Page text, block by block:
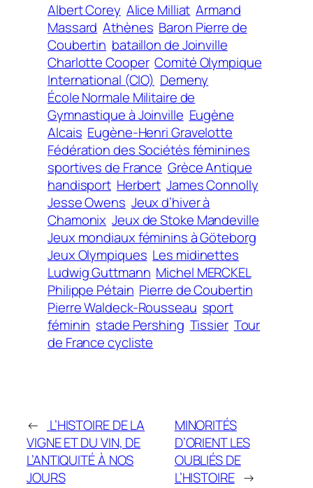
Albert Corey Alice Milliat Armand
Massard Athènes Baron Pierre de
Coubertin bataillon de Joinville
Charlotte Cooper Comité Olympique
International (CIO) Demeny
École Normale Militaire de
Gymnastique à Joinville Eugène
Alcais Eugène-Henri Gravelotte
Fédération des Sociétés féminines
sportives de France Grèce Antique
handisport Herbert James Connolly
Jesse Owens Jeux d’hiver à
Chamonix Jeux de Stoke Mandeville
Jeux mondiaux féminins à Göteborg
Jeux Olympiques Les midinettes
Ludwig Guttmann Michel MERCKEL
Philippe Pétain Pierre de Coubertin
Pierre Waldeck-Rousseau sport
féminin stade Pershing Tissier Tour
de France cycliste
←
L’HISTOIRE DE LA
VIGNE ET DU VIN, DE
L’ANTIQUITÉ À NOS
JOURS
MINORITÉS
D’ORIENT LES
OUBLIÉS DE
L’HISTOIRE →